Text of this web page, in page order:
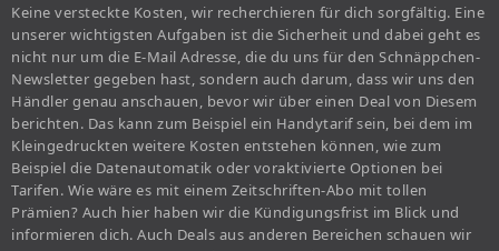
Keine versteckte Kosten, wir recherchieren für dich sorgfältig. Eine
unserer wichtigsten Aufgaben ist die Sicherheit und dabei geht es
nicht nur um die E-Mail Adresse, die du uns für den Schnäppchen-
Newsletter gegeben hast, sondern auch darum, dass wir uns den
Händler genau anschauen, bevor wir über einen Deal von Diesem
berichten. Das kann zum Beispiel ein Handytarif sein, bei dem im
Kleingedruckten weitere Kosten entstehen können, wie zum
Beispiel die Datenautomatik oder voraktivierte Optionen bei
Tarifen. Wie wäre es mit einem Zeitschriften-Abo mit tollen
Prämien? Auch hier haben wir die Kündigungsfrist im Blick und
informieren dich. Auch Deals aus anderen Bereichen schauen wir